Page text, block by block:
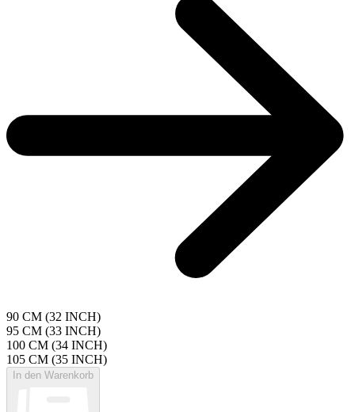
90 CM (32 INCH)
95 CM (33 INCH)
100 CM (34 INCH)
105 CM (35 INCH)
In den Warenkorb